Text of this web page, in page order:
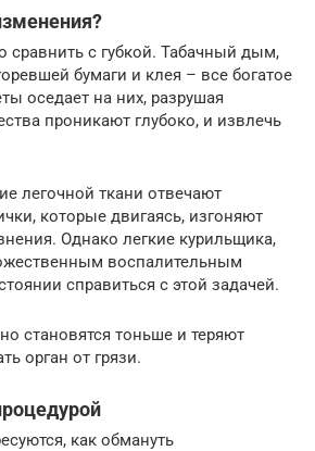
сравнить с губкой. Табачный дым,
бумаги и клея – все богатое
оседает на них, разрушая
проникают глубоко, и извлечь
легочной ткани отвечают
которые двигаясь, изгоняют
Однако легкие курильщика,
воспалительным
справиться с этой задачей.
становятся тоньше и теряют
орган от грязи.
как обмануть